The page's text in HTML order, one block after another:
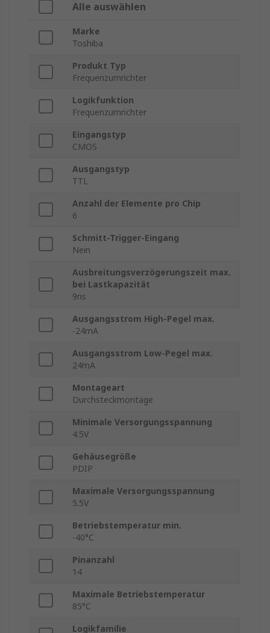
Alle auswählen
Marke
Toshiba
Produkt Typ
Frequenzumrichter
Logikfunktion
Frequenzumrichter
Eingangstyp
CMOS
Ausgangstyp
TTL
Anzahl der Elemente pro Chip
6
Schmitt-Trigger-Eingang
Nein
Ausbreitungsverzögerungszeit max.
bei Lastkapazität
9ns
Ausgangsstrom High-Pegel max.
-24mA
Ausgangsstrom Low-Pegel max.
24mA
Montageart
Durchsteckmontage
Minimale Versorgungsspannung
4.5V
Gehäusegröße
PDIP
Maximale Versorgungsspannung
5.5V
Betriebstemperatur min.
-40°C
Pinanzahl
14
Maximale Betriebstemperatur
85°C
Logikfamilie